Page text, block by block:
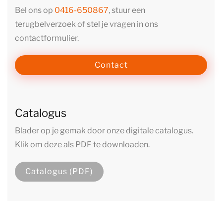
Bel ons op 0416-650867, stuur een
terugbelverzoek of stel je vragen in ons
contactformulier.
Contact
Catalogus
Blader op je gemak door onze digitale catalogus.
Klik om deze als PDF te downloaden.
Catalogus (PDF)